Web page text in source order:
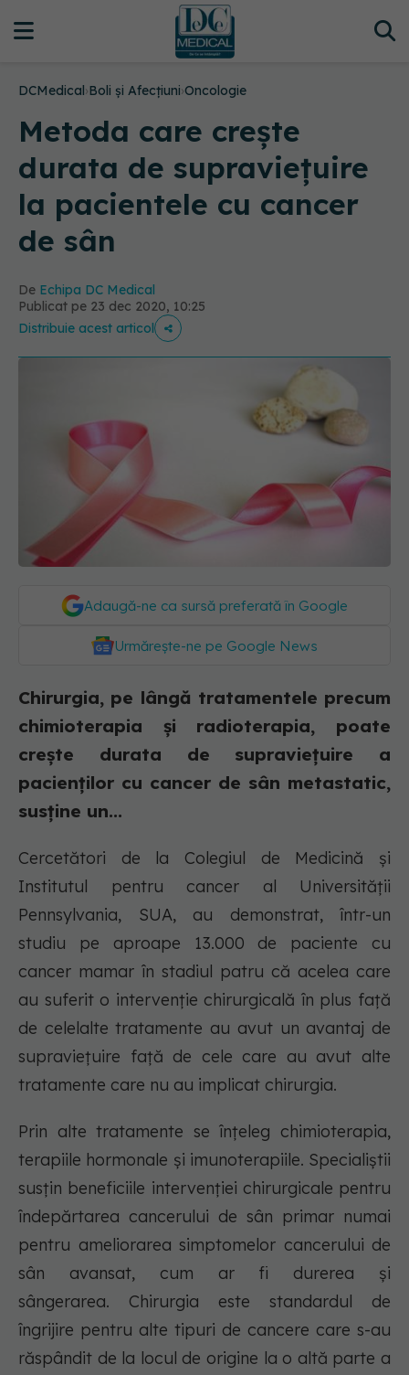
DCMedical›Boli și Afecțiuni›Oncologie
Metoda care crește
durata de supraviețuire
la pacientele cu cancer
de sân
De Echipa DC Medical
Publicat pe 23 dec 2020, 10:25
Distribuie acest articol
Adaugă-ne ca sursă preferată în Google
Urmărește-ne pe Google News
Chirurgia, pe lângă tratamentele precum
chimioterapia și radioterapia, poate
crește durata de supraviețuire a
pacienților cu cancer de sân metastatic,
susține un...
Cercetători de la Colegiul de Medicină și
Institutul pentru cancer al Universității
Pennsylvania, SUA, au demonstrat, într-un
studiu pe aproape 13.000 de paciente cu
cancer mamar în stadiul patru că acelea care
au suferit o intervenție chirurgicală în plus față
de celelalte tratamente au avut un avantaj de
supraviețuire față de cele care au avut alte
tratamente care nu au implicat chirurgia.
Prin alte tratamente se înțeleg chimioterapia,
terapiile hormonale și imunoterapiile. Specialiștii
susțin beneficiile intervenției chirurgicale pentru
îndepărtarea cancerului de sân primar numai
pentru ameliorarea simptomelor cancerului de
sân avansat, cum ar fi durerea și
sângerarea. Chirurgia este standardul de
îngrijire pentru alte tipuri de cancere care s-au
răspândit de la locul de origine la o altă parte a